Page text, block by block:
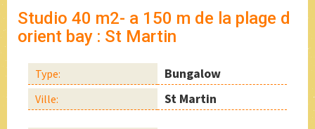
Studio 40 m2- a 150 m de la plage d
orient bay : St Martin
Type: Bungalow
Ville: St Martin